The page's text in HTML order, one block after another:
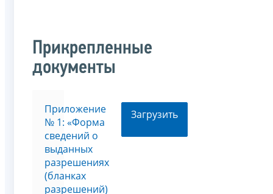
Прикрепленные
документы
Приложение
№ 1: «Форма
сведений о
выданных
разрешениях
(бланках
разрешений)
Загрузить